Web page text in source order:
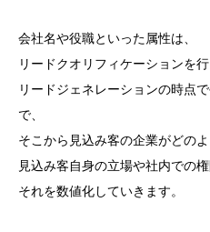
会社名や役職といった属性は、
リードクオリフィケーションを
リードジェネレーションの時点
で、
そこから見込み客の企業がどのよ
見込み客自身の立場や社内での
それを数値化していきます。